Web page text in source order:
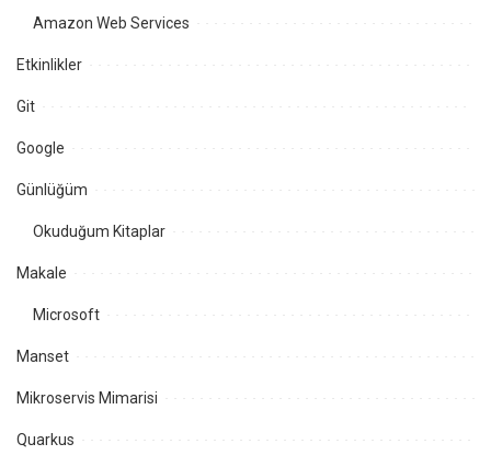
Amazon Web Services
Etkinlikler
Git
Google
Günlüğüm
Okuduğum Kitaplar
Makale
Microsoft
Manset
Mikroservis Mimarisi
Quarkus